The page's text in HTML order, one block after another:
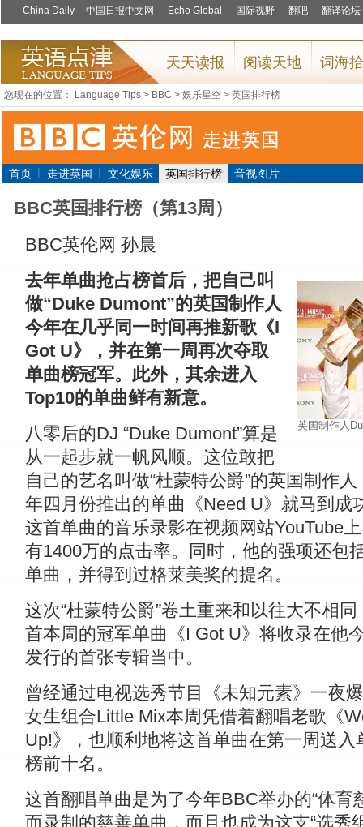
您现在的位置： Language Tips > BBC > 娱乐星空 > 英国排行榜
首页 | 走进英国 | 文化娱乐 英国排行榜 音视图片
BBC英国排行榜（第13周）
BBC英伦网 孙晨
英国制作人
去年单曲抢占榜首后，把自己叫
做“Duke Dumont”的英国制作人
今年在几乎同一时间再推新歌《I
Got U》，并在第一周再次夺取
单曲榜冠军。此外，其余进入
Top10的单曲鲜有新意。
八零后的DJ “Duke Dumont”算是
从一起步就一帆风顺。这位敢把
自己的艺名叫做“杜蒙特公爵”的英国制作人
年四月份推出的单曲《Need U》就马到成
这首单曲的音乐录影在视频网站YouTube
有1400万的点击率。同时，他的强项还包
单曲，并得到过格莱美奖的提名。
这次“杜蒙特公爵”卷土重来和以往大不相同
首本周的冠军单曲《I Got U》将收录在他
发行的首张专辑当中。
曾经通过电视选秀节目《未知元素》一夜
女生组合Little Mix本周凭借着翻唱老歌《
Up!》，也顺利地将这首单曲在第一周送入
榜前十名。
这首翻唱单曲是为了今年BBC举办的“体育
而录制的慈善单曲，而且也成为这支“选秀